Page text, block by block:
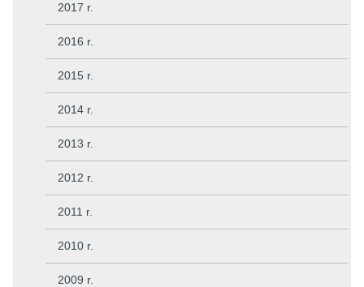
2017 r.
2016 r.
2015 r.
2014 r.
2013 r.
2012 r.
2011 r.
2010 r.
2009 r.